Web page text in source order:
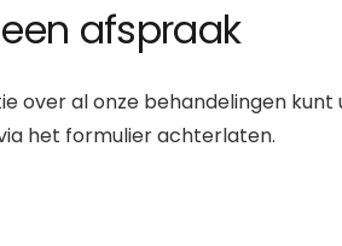
afspraak
over al onze behandelingen kunt
het formulier achterlaten.